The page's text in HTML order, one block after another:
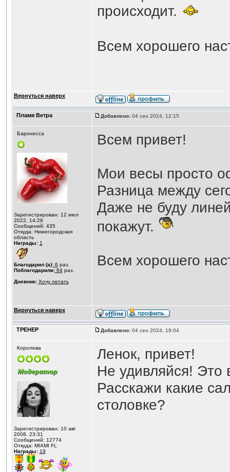
происходит.
Всем хорошего
Вернуться наверх
Пламя Ветра Добавлено:04 сен 2024, 12:15
Баронесса
Зарегистрирован: 12 июл
2022, 14:28
Сообщений: 435
Откуда: Нижегородская
область
Награды: 1
Благодарил (а):6 раз.
Поблагодарили:64раз.
Дневник: Хочу летать
Всем привет!
Мои весы просто
Разница между
Даже не буду
покажут.
Всем хорошего
Вернуться наверх
ТРЕНЕР Добавлено:04 сен 2024, 19:04
Королева
Зарегистрирован: 10 авг
2008, 23:31
Сообщений: 12774
Откуда: MIAMI FL
Награды: 19
Ленок, привет!
Не удивляйся! Это
Расскажи какие
столовке?